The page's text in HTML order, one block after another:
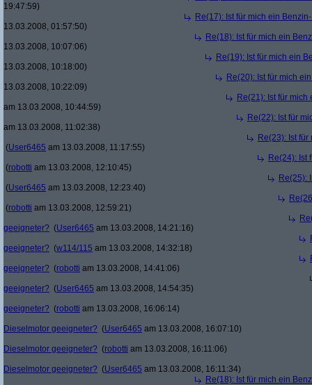
19:47:59)
Re(17): Ist für mich ein
13.03.2008, 01:57:50)
Re(18): Ist für mich ein
13.03.2008, 10:07:06)
Re(19): Ist für mich ein
13.03.2008, 10:18:00)
Re(20): Ist für mich
13.03.2008, 10:22:09)
Re(21): Ist für
am 13.03.2008, 10:44:59)
Re(22): Ist für
am 13.03.2008, 11:02:38)
Re(23): Ist
(User6465 am 13.03.2008, 11:17:55)
Re(24): Ist
(robotti am 13.03.2008, 12:10:45)
Re(25):
(User6465 am 13.03.2008, 12:23:40)
(robotti am 13.03.2008, 12:59:21)
geeigneter? (User6465 am 13.03.2008, 14:21:16)
geeigneter? (w114/115 am 13.03.2008, 14:32:18)
geeigneter? (robotti am 13.03.2008, 14:41:06)
geeigneter? (User6465 am 13.03.2008, 14:54:35)
geeigneter? (robotti am 13.03.2008, 16:06:14)
Dieselmotor geeigneter? (User6465 am 13.03.2008, 16:07:10)
Dieselmotor geeigneter? (robotti am 13.03.2008, 16:11:06)
Dieselmotor geeigneter? (User6465 am 13.03.2008, 16:11:34)
Re(18): Ist für mich ein